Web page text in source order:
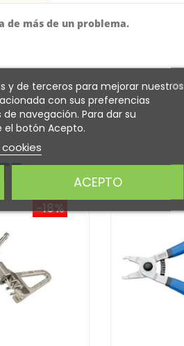
de más de un problema.
-18%
y de terceros para mejorar nuestros
con sus preferencias
navegación. Para dar su
el botón Acepto.
ACEPTO